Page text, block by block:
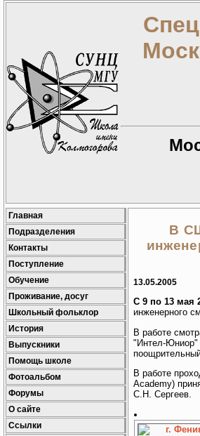
Главная
Подразделения
Контакты
Поступление
Обучение
Проживание, досуг
Школьный фольклор
История
Выпускники
Помощь школе
Фотоальбом
Форумы
О сайте
Ссылки
В
13.05.2005
С 9 по 13 мая
инженерного
В работе
"Интел-Юниор"
В работе
Academy)
С.Н. Сергеев.